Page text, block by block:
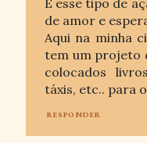
de amor e
Aqui na minha
tem um projeto
colocados
táxis, etc.. para
RESPONDER